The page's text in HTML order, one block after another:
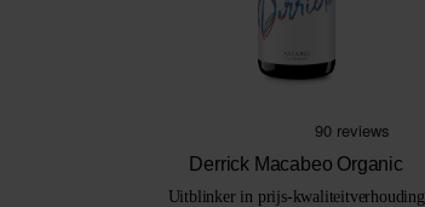
Derrick Macabeo Organic
Uitblinker in prijs-kwaliteitverhouding